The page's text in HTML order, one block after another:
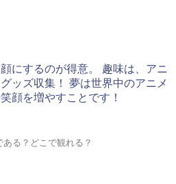
にするのが得意。 趣味は、アニ
ッズ収集！ 夢は世界中のアニメ
顔を増やすことです！
る？どこで観れる？